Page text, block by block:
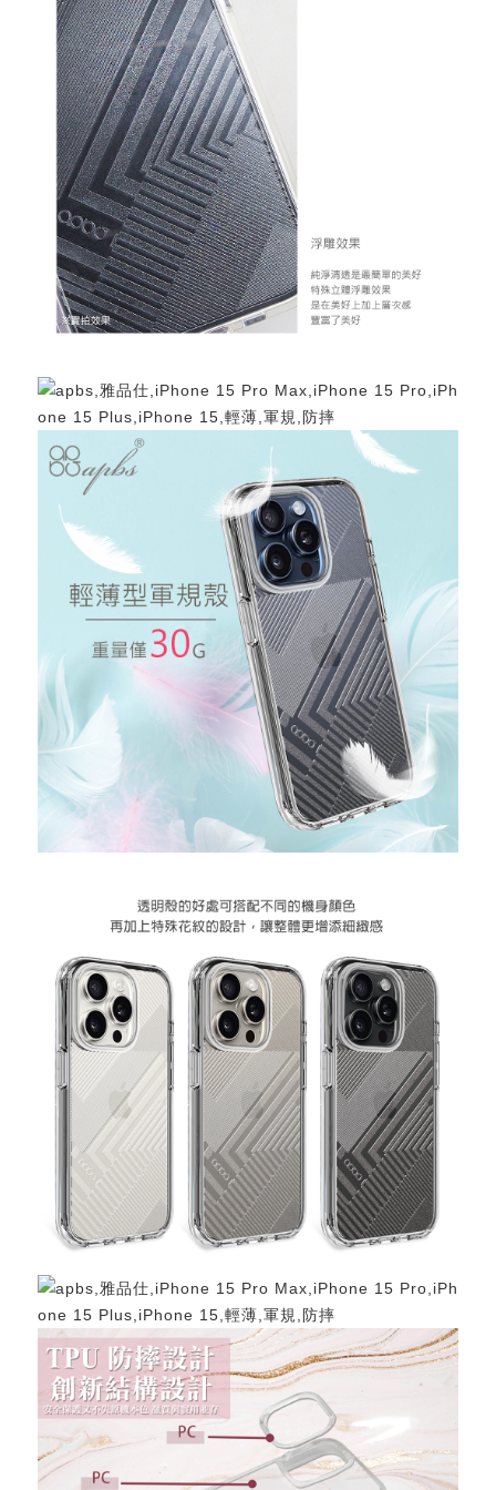
重取驗證碼
記住帳號
忘記您的密碼了?